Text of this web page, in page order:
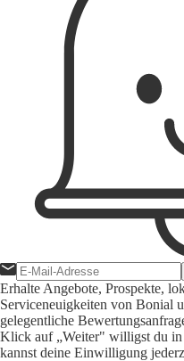
Erhalte Angebote, Prospekte,
Serviceneuigkeiten von Bonial
gelegentliche
Klick auf „Weiter" willigst du
kannst deine Einwilligung